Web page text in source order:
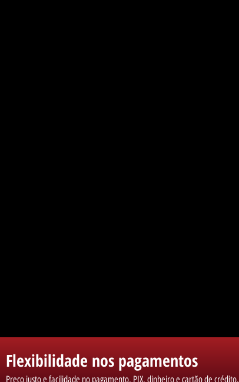
Flexibilidade nos pagamentos
Preço justo e facilidade no pagamento, PIX, dinheiro e cartão de crédito.